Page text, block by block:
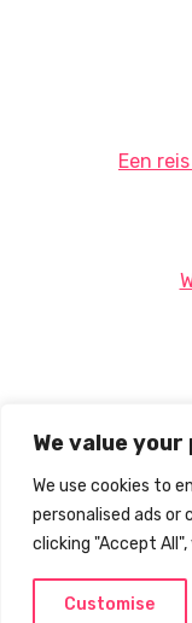
We value
We use cookies to
personalised ads or
clicking "Accept
Customise
Een